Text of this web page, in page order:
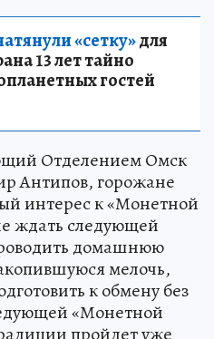
«сетку»для
13 лет тайно
гостей
Отделением Омск
Антипов, горожане
интерес к «Монетной
ждать следующей
домашнюю
мелочь,
к обмену без
«Монетной
пройдет уже